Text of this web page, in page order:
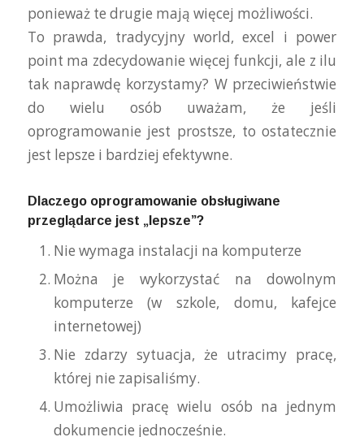
ponieważ te drugie mają więcej możliwości.
To prawda, tradycyjny world, excel i power
point ma zdecydowanie więcej funkcji, ale z ilu
tak naprawdę korzystamy? W przeciwieństwie
do wielu osób uważam, że jeśli
oprogramowanie jest prostsze, to ostatecznie
jest lepsze i bardziej efektywne.
Dlaczego oprogramowanie obsługiwane
przeglądarce jest „lepsze”?
Nie wymaga instalacji na komputerze
Można je wykorzystać na dowolnym
komputerze (w szkole, domu, kafejce
internetowej)
Nie zdarzy sytuacja, że utracimy pracę,
której nie zapisaliśmy.
Umożliwia pracę wielu osób na jednym
dokumencie jednocześnie.